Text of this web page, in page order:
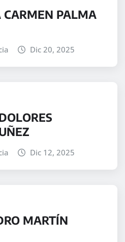
CARMEN PALMA
Dic 20, 2025
Dic 12, 2025
MARTÍN